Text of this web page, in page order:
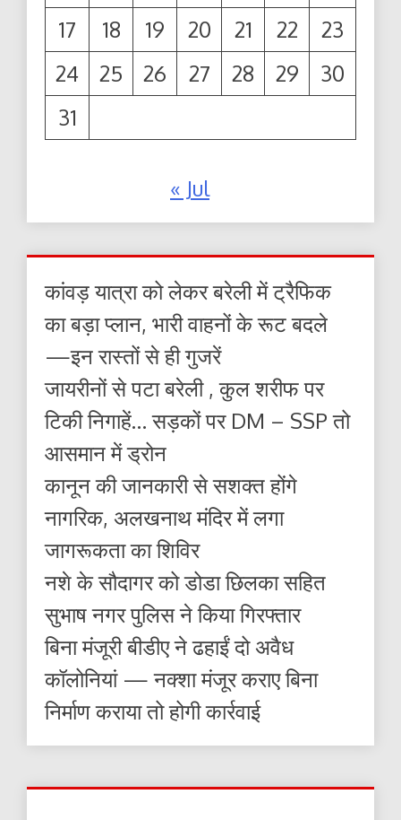
17
18 19 20 21 22
23
24
25 26 27 28 29
30
31
« Jul
कांवड़ यात्रा को लेकर बरेली में ट्रैफिक
का बड़ा प्लान, भारी वाहनों के रूट बदले
—इन रास्तों से ही गुजरें
जायरीनों से पटा बरेली , कुल शरीफ पर
टिकी निगाहें… सड़कों पर DM – SSP तो
आसमान में ड्रोन
कानून की जानकारी से सशक्त होंगे
नागरिक, अलखनाथ मंदिर में लगा
जागरूकता का शिविर
नशे के सौदागर को डोडा छिलका सहित
सुभाष नगर पुलिस ने किया गिरफ्तार
बिना मंजूरी बीडीए ने ढहाईं दो अवैध
कॉलोनियां — नक्शा मंजूर कराए बिना
निर्माण कराया तो होगी कार्रवाई